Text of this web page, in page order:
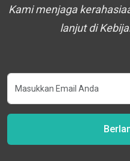
Kami menjaga
lanjut di